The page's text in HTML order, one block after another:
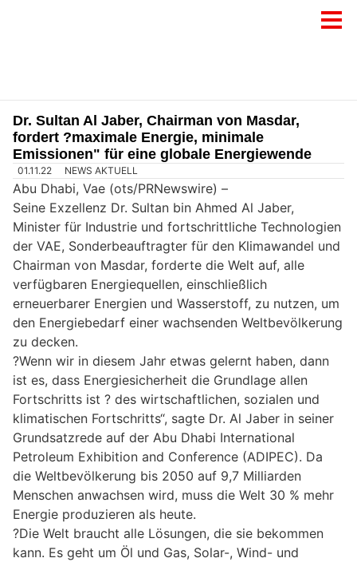
Dr. Sultan Al Jaber, Chairman von Masdar,
fordert ?maximale Energie, minimale
Emissionen" für eine globale Energiewende
01.11.22 NEWS AKTUELL
Abu Dhabi, Vae (ots/PRNewswire) –
Seine Exzellenz Dr. Sultan bin Ahmed Al Jaber,
Minister für Industrie und fortschrittliche Technologien
der VAE, Sonderbeauftragter für den Klimawandel und
Chairman von Masdar, forderte die Welt auf, alle
verfügbaren Energiequellen, einschließlich
erneuerbarer Energien und Wasserstoff, zu nutzen, um
den Energiebedarf einer wachsenden Weltbevölkerung
zu decken.
?Wenn wir in diesem Jahr etwas gelernt haben, dann
ist es, dass Energiesicherheit die Grundlage allen
Fortschritts ist ? des wirtschaftlichen, sozialen und
klimatischen Fortschritts“, sagte Dr. Al Jaber in seiner
Grundsatzrede auf der Abu Dhabi International
Petroleum Exhibition and Conference (ADIPEC). Da
die Weltbevölkerung bis 2050 auf 9,7 Milliarden
Menschen anwachsen wird, muss die Welt 30 % mehr
Energie produzieren als heute.
?Die Welt braucht alle Lösungen, die sie bekommen
kann. Es geht um Öl und Gas, Solar-, Wind- und